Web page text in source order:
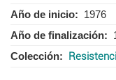
Año de inicio
1976
Año de finalización
Colección